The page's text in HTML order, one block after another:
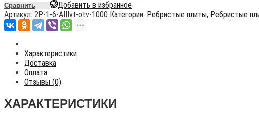
Сравнить
Добавить в избранное
Артикул: 2P-1-6-AIIIvt-otv-1000 Категории: Ребристые плиты, Ребристые
Характеристики
Доставка
Оплата
Отзывы (0)
ХАРАКТЕРИСТИКИ